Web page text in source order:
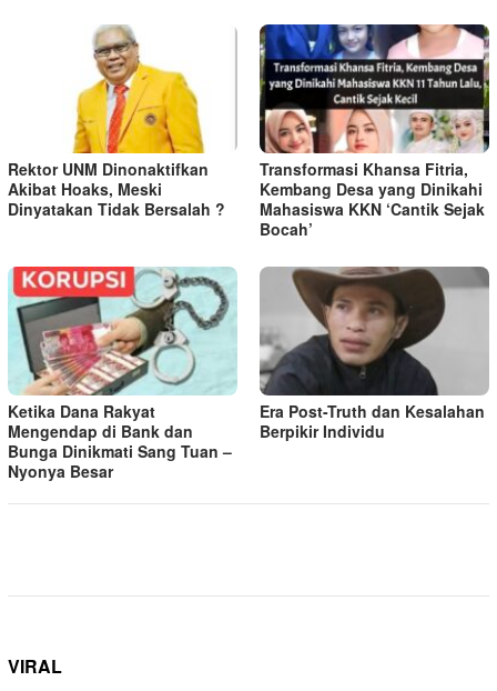
Rektor UNM Dinonaktifkan
Akibat Hoaks, Meski
Dinyatakan Tidak Bersalah ?
Transformasi Khansa Fitria,
Kembang Desa yang Dinikahi
Mahasiswa KKN ‘Cantik Sejak
Bocah’
Ketika Dana Rakyat
Mengendap di Bank dan
Bunga Dinikmati Sang Tuan –
Nyonya Besar
Era Post-Truth dan Kesalahan
Berpikir Individu
VIRAL